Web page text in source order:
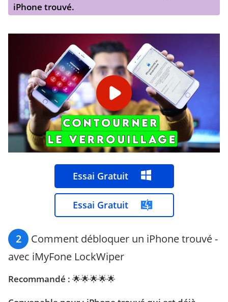
iPhone trouvé.
Essai Gratuit
Essai Gratuit
2
Comment débloquer un iPhone trouvé -
avec iMyFone LockWiper
Recommandé : 🌟🌟🌟🌟🌟